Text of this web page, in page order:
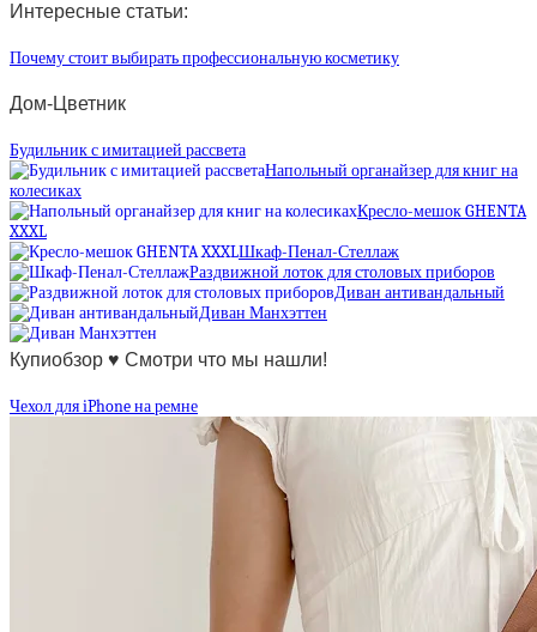
Интересные статьи:
Почему стоит выбирать профессиональную косметику
Дом-Цветник
Будильник с имитацией рассвета
Напольный органайзер для книг на
колесиках
Кресло-мешок GHENTA
XXXL
Шкаф-Пенал-Стеллаж
Раздвижной лоток для столовых приборов
Диван антивандальный
Диван Манхэттен
Купиобзор ♥ Смотри что мы нашли!
Чехол для iPhone на ремне